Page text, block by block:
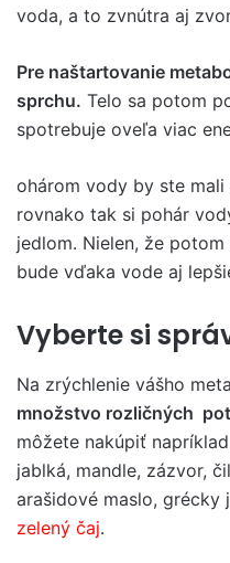
voda, a to zvnútra aj
Pre naštartovanie
sprchu. Telo sa potom
spotrebuje oveľa viac
ohárom vody by ste
rovnako tak si pohár
jedlom. Nielen, že
bude vďaka vode aj
Vyberte si
Na zrýchlenie vášho
množstvo rozličných
môžete nakúpiť
jablká, mandle, zázvor,
arašidové maslo,
zelený čaj.